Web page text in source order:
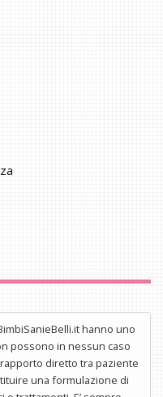
hanno uno
possono in nessun caso
diretto tra paziente
una formulazione di